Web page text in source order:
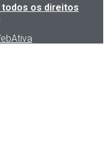
todos os direitos